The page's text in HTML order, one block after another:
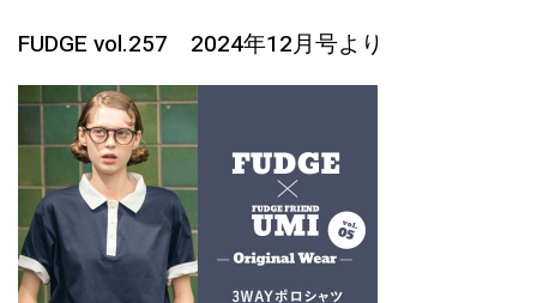
FUDGE vol.257 2024年12月号より